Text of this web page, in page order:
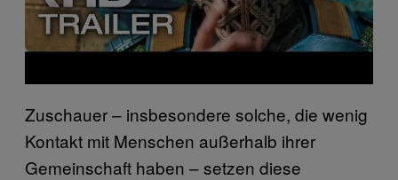
Zuschauer – insbesondere solche, die wenig
Kontakt mit Menschen außerhalb ihrer
Gemeinschaft haben – setzen diese